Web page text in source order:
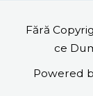
Fără
ce
Powered